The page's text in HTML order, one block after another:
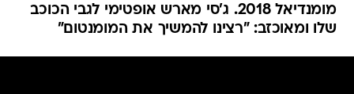
מומנדיאל 2018. ג'סי מארש אופטימי לגבי הכוכב
שלו ומאוכזב: "רצינו להמשיך את המומנטום"